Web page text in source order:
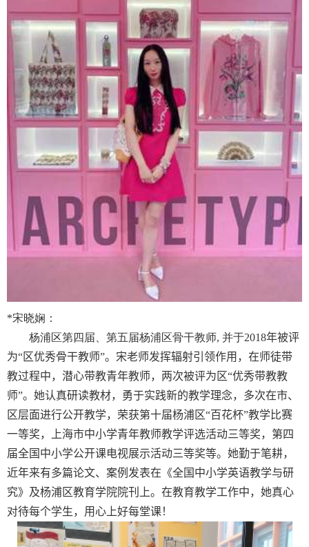
*宋晓娴：
杨浦区第四届、第五届杨浦区骨干教师, 并于2018年被评
为“区优秀骨干教师”。 宋老师发挥辐射引领作用，在师徒带
教过程中，潜心带教青年教师，两次被评为区“优秀带教教
师”。她认真研读教材，勇于实践新的教学理念，多次在市、
区层面进行公开教学，荣获第十届杨浦区“百花杯”教学比赛
一等奖，
上海市中小学青年教师教学评选活动三等奖， 第四
届全国中小学公开课电视展示活动三等奖等。她勤于笔耕，
近年来有多篇论文、案例发表在《全国中小学英语教学与研
究》及杨浦区教育学院院刊上。在教育教学工作中，她真心
对待每个学生，用心上好每堂课！